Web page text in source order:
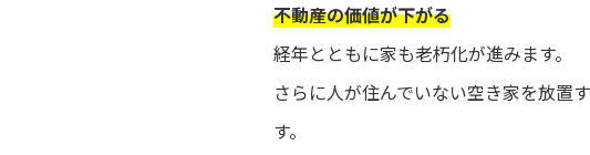
不動産の価値が下がる
経年とともに家も老朽化が進みます。
さらに人が住んでいない空き家を放置
す。